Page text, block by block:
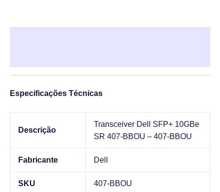
Especificações Técnicas
Descrição
Transceiver Dell SFP+ 10GBe
SR 407-BBOU – 407-BBOU
Fabricante Dell
SKU 407-BBOU